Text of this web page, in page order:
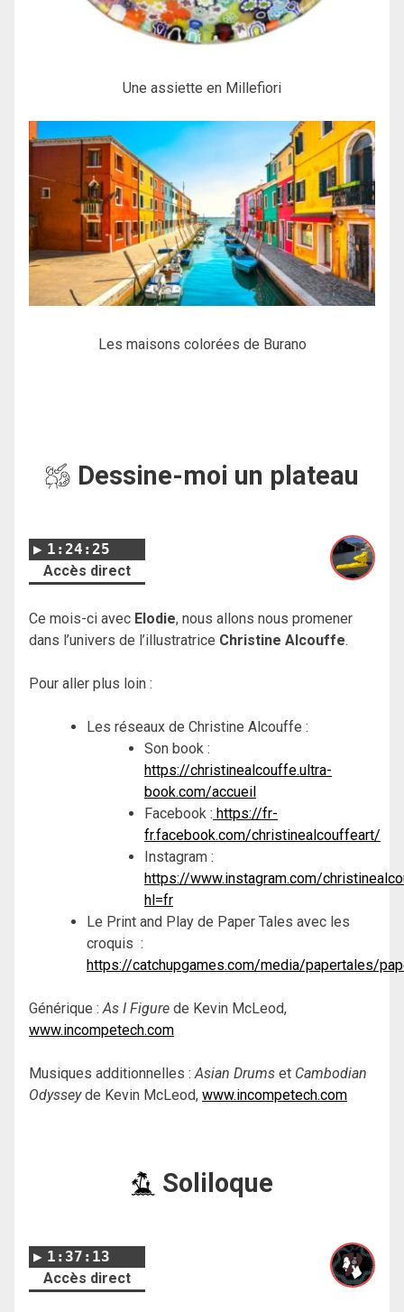
Une assiette en Millefiori
Les maisons colorées de Burano
Dessine-moi un plateau
1:24:25
Accès direct
Ce mois-ci avec Elodie, nous allons nous promener
dans l’univers de l’illustratrice Christine Alcouffe.
Pour aller plus loin :
Les réseaux de Christine Alcouffe :
Son book :
https://christinealcouffe.ultra-
book.com/accueil
Facebook : https://fr-
fr.facebook.com/christinealcouffeart/
Instagram :
https://www.instagram.com/
hl=fr
Le Print and Play de Paper Tales avec les
croquis :
https://catchupgames.com/media/papertales/
Générique :As I Figure de Kevin McLeod,
www.incompetech.com
Musiques additionnelles :Asian Drums et Cambodian
Odysseyde Kevin McLeod, www.incompetech.com
Soliloque
1:37:13
Accès direct